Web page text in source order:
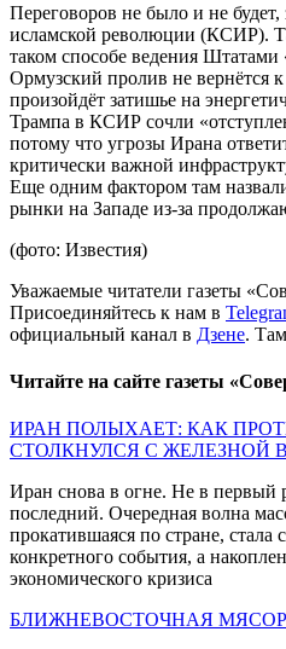
Переговоров не было и не
исламской революции (КСИР).
таком способе ведения
Ормузский пролив не вернётся
произойдёт затишье на
Трампа в КСИР сочли
потому что угрозы Ирана
критически важной
Еще одним фактором там
рынки на Западе из-за
(фото: Известия)
Уважаемые читатели газеты
Присоединяйтесь к нам в
официальный канал в Дзене.
Читайте на сайте газеты
ИРАН ПОЛЫХАЕТ: КАК
СТОЛКНУЛСЯ С ЖЕЛЕЗНОЙ
Иран снова в огне. Не в первый
последний. Очередная волна
прокатившаяся по стране, стала
конкретного события, а
экономического кризиса
БЛИЖНЕВОСТОЧНАЯ